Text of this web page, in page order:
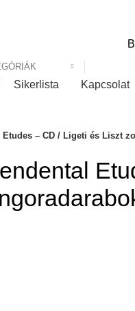
Sikerlista Kapcsolat
Etudes – CD / Ligeti és Liszt